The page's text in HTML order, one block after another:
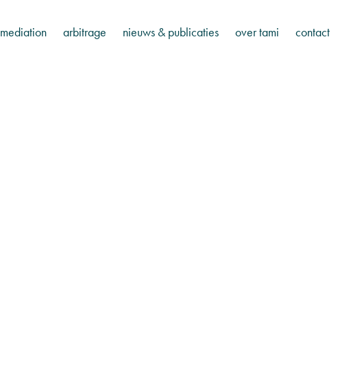
mediation arbitrage nieuws & publicaties over tami contact